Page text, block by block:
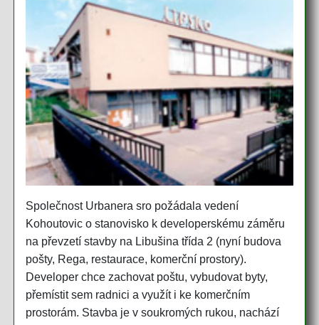
Společnost Urbanera sro požádala vedení
Kohoutovic o stanovisko k developerskému záměru
na převzetí stavby na Libušina třída 2 (nyní budova
pošty, Rega, restaurace, komerční prostory).
Developer chce zachovat poštu, vybudovat byty,
přemístit sem radnici a využít i ke komerčním
prostorám. Stavba je v soukromých rukou, nachází